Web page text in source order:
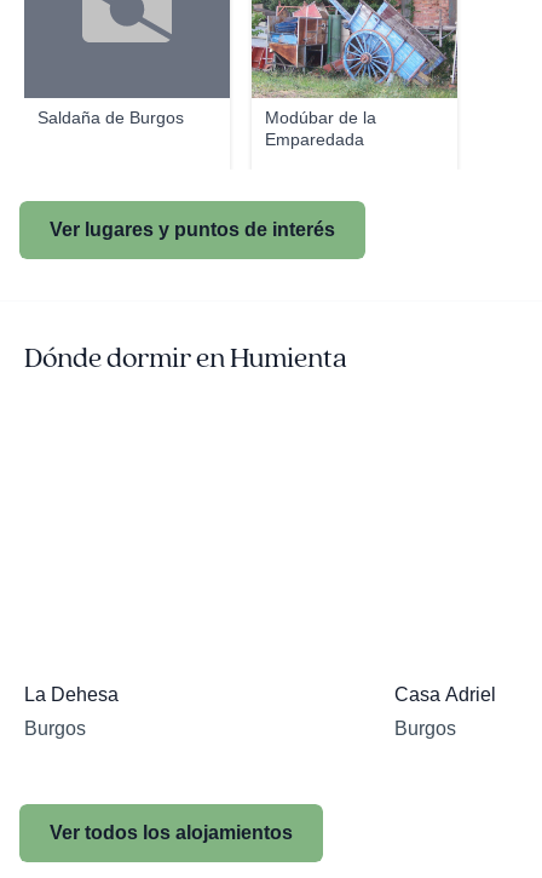
Saldaña de Burgos
Modúbar de la
Emparedada
Ver lugares y puntos de interés
Dónde dormir en Humienta
La Dehesa
Burgos
Casa Adriel
Burgos
Ver todos los alojamientos